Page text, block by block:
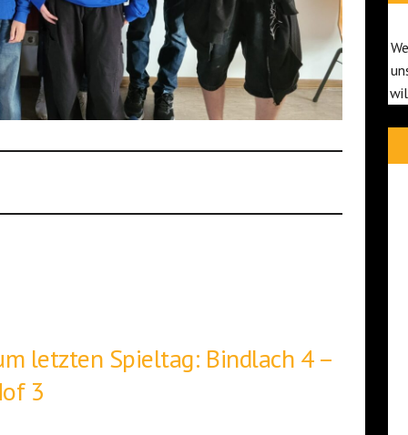
letzten Spieltag: Bindlach 4 –
3